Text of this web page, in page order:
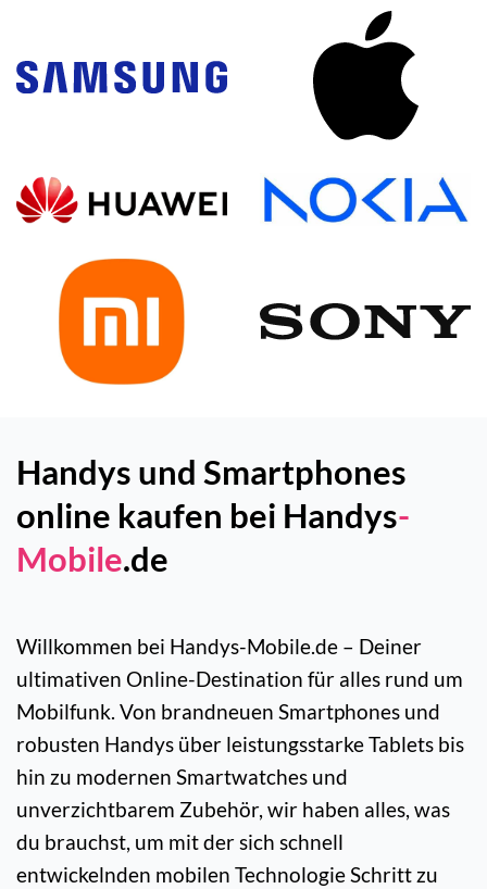
Handys und Smartphones
online kaufen bei Handys-
Mobile.de
Willkommen bei Handys-Mobile.de – Deiner
ultimativen Online-Destination für alles rund um
Mobilfunk. Von brandneuen Smartphones und
robusten Handys über leistungsstarke Tablets bis
hin zu modernen Smartwatches und
unverzichtbarem Zubehör, wir haben alles, was
du brauchst, um mit der sich schnell
entwickelnden mobilen Technologie Schritt zu